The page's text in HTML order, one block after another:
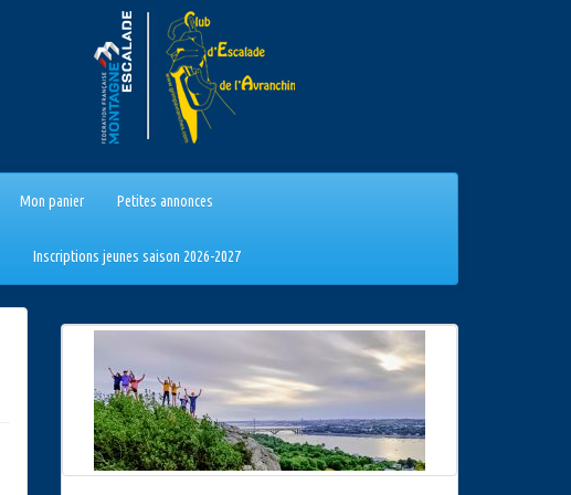
Mon panier Petites annonces
Inscriptions jeunes saison 2026-2027